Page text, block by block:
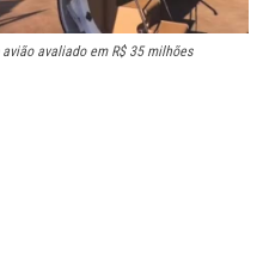
avaliado em R$ 35 milhões